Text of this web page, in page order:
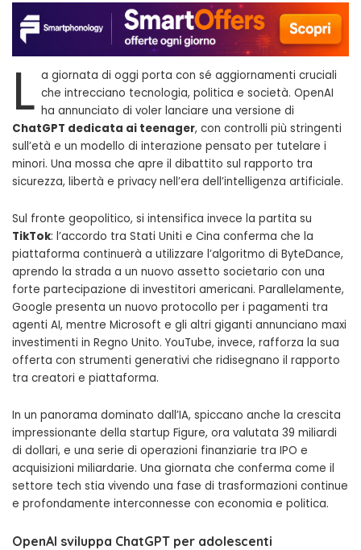
L a giornata di oggi porta con sé aggiornamenti cruciali
che intrecciano tecnologia, politica e società. OpenAI
ha annunciato di voler lanciare una versione di
ChatGPT dedicata ai teenager, con controlli più stringenti
sull’età e un modello di interazione pensato per tutelare i
minori. Una mossa che apre il dibattito sul rapporto tra
sicurezza, libertà e privacy nell’era dell’intelligenza artificiale.
Sul fronte geopolitico, si intensifica invece la partita su
TikTok: l’accordo tra Stati Uniti e Cina conferma che la
piattaforma continuerà a utilizzare l’algoritmo di ByteDance,
aprendo la strada a un nuovo assetto societario con una
forte partecipazione di investitori americani. Parallelamente,
Google presenta un nuovo protocollo per i pagamenti tra
agenti AI, mentre Microsoft e gli altri giganti annunciano maxi
investimenti in Regno Unito. YouTube, invece, rafforza la sua
offerta con strumenti generativi che ridisegnano il rapporto
tra creatori e piattaforma.
In un panorama dominato dall’IA, spiccano anche la crescita
impressionante della startup Figure, ora valutata 39 miliardi
di dollari, e una serie di operazioni finanziarie tra IPO e
acquisizioni miliardarie. Una giornata che conferma come il
settore tech stia vivendo una fase di trasformazioni continue
e profondamente interconnesse con economia e politica.
OpenAI sviluppa ChatGPT per adolescenti